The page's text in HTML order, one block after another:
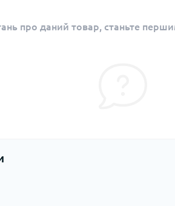
про даний товар, станьте